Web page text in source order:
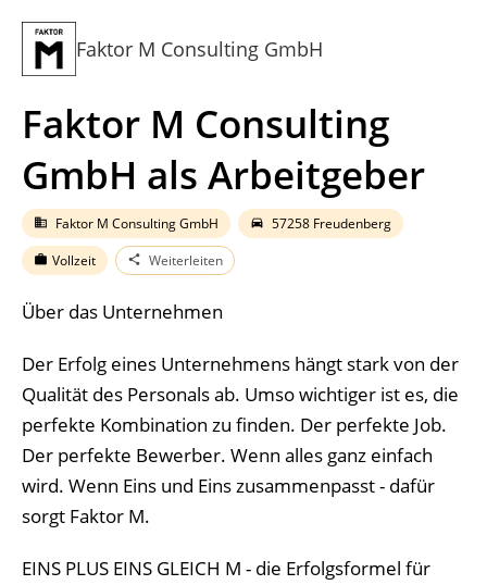
Faktor M Consulting GmbH
Faktor M Consulting
GmbH als Arbeitgeber
business Faktor M Consulting GmbH directions_car 57258 Freudenberg
work Vollzeit share Weiterleiten
Über das Unternehmen
Der Erfolg eines Unternehmens hängt stark von der
Qualität des Personals ab. Umso wichtiger ist es, die
perfekte Kombination zu finden. Der perfekte Job.
Der perfekte Bewerber. Wenn alles ganz einfach
wird. Wenn Eins und Eins zusammenpasst - dafür
sorgt Faktor M.
EINS PLUS EINS GLEICH M - die Erfolgsformel für